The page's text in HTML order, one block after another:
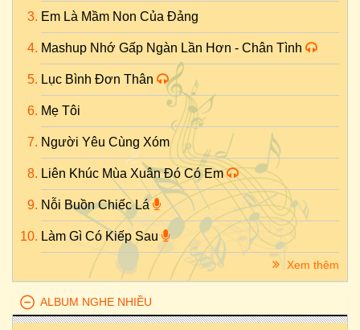
Em Là Mầm Non Của Đảng
Mashup Nhớ Gấp Ngàn Lần Hơn - Chân Tình
Lục Bình Đơn Thân
Mẹ Tôi
Người Yêu Cùng Xóm
Liên Khúc Mùa Xuân Đó Có Em
Nỗi Buồn Chiếc Lá
Làm Gì Có Kiếp Sau
Xem thêm
ALBUM NGHE NHIỀU